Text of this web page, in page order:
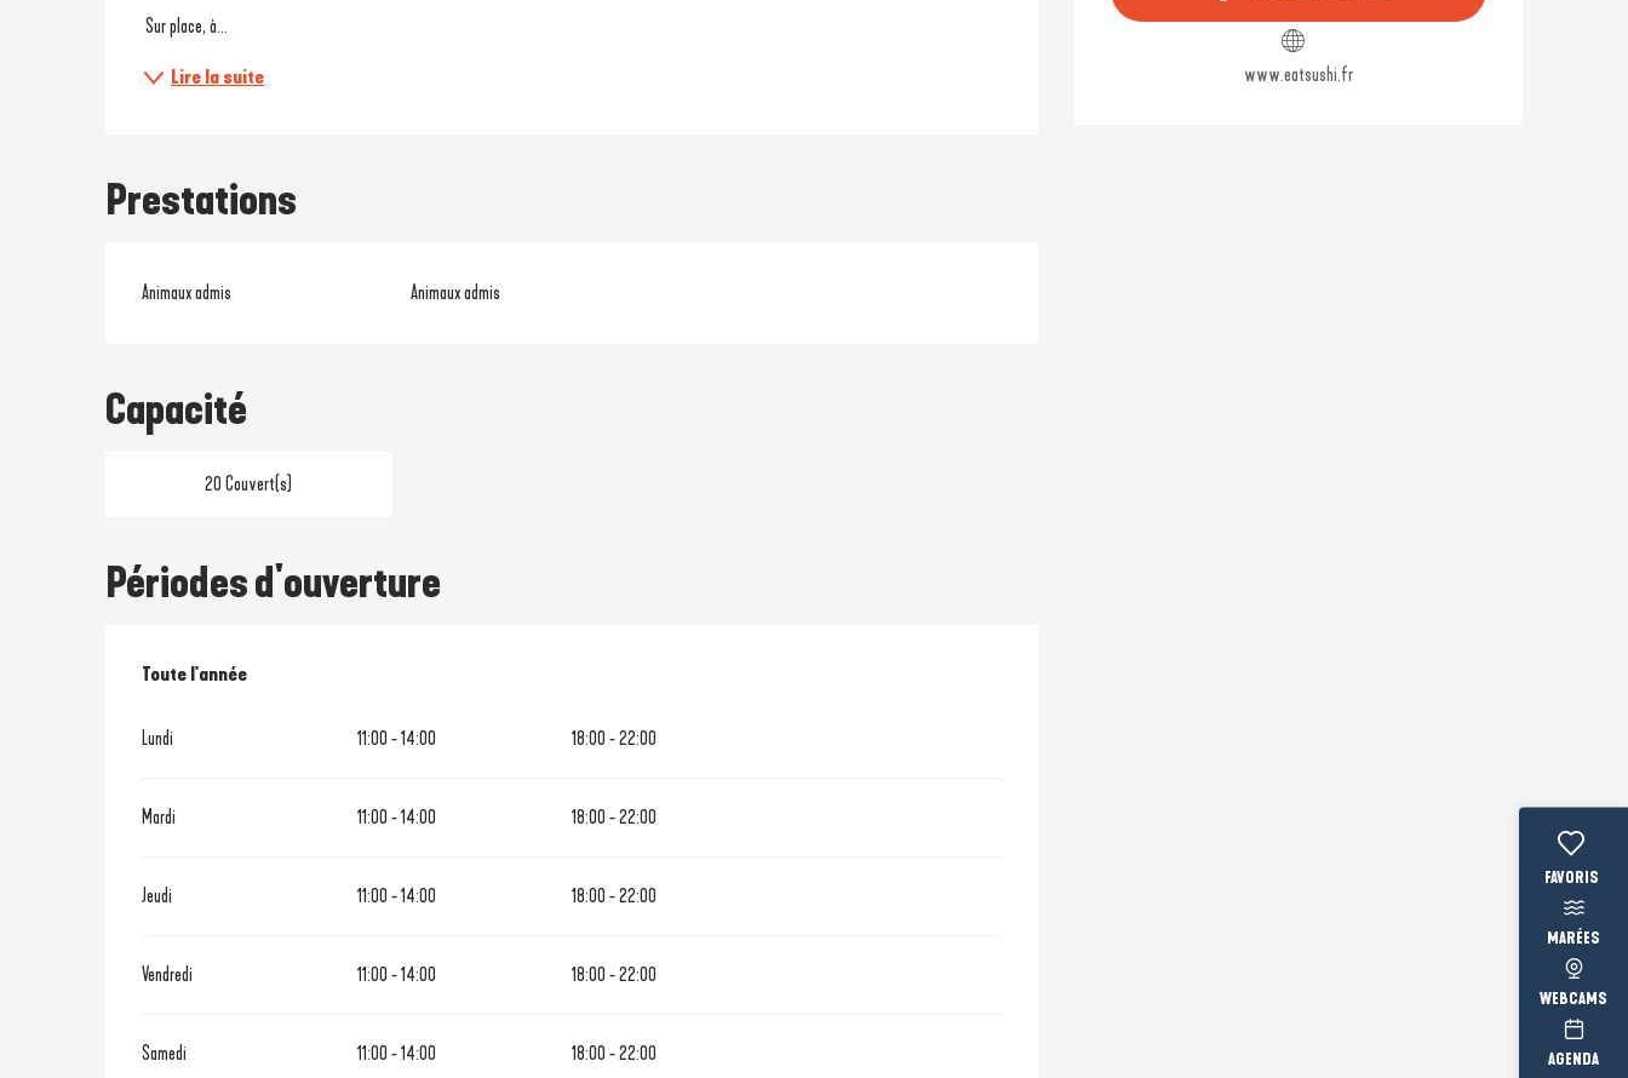
Voir les
MARÉES
WEBCAMS
AGENDA
www.eatsushi.fr
Sur place, à...
Lire la suite
Prestations
Animaux admis Animaux admis
Capacité
20 Couvert(s)
Périodes d'ouverture
Toute l'année
Toute l'année
Lundi 11:00 - 14:00 18:00 - 22:00
Mardi 11:00 - 14:00 18:00 - 22:00
Jeudi 11:00 - 14:00 18:00 - 22:00
Vendredi 11:00 - 14:00 18:00 - 22:00
Samedi 11:00 - 14:00 18:00 - 22:00